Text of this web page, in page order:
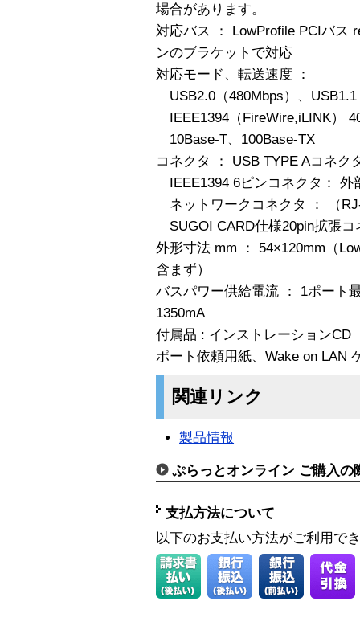
場合があります。
対応バス ： LowProfile PCIバス
ンのブラケットで対応
対応モード、転送速度 ：
USB2.0（480Mbps）、USB1.1
IEEE1394（FireWire,iLINK）
10Base-T、100Base-TX
コネクタ ： USB TYPE Aコネ
IEEE1394 6ピンコネクタ： 外
ネットワークコネクタ ： （
SUGOI CARD仕様20pin拡張コ
外形寸法 mm ： 54×120mm（
含まず）
バスパワー供給電流 ： 1ポート
1350mA
付属品 : インストレーションCD
ポート依頼用紙、Wake on LAN
関連リンク
製品情報
ぷらっとオンライン ご購入の
支払方法について
以下のお支払い方法がご利用で